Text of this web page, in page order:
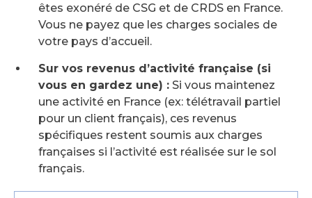
êtes exonéré de CSG et de CRDS en France.
Vous ne payez que les charges sociales de
votre pays d’accueil.
Sur vos revenus d’activité française (si
vous en gardez une) : Si vous maintenez
une activité en France (ex: télétravail partiel
pour un client français), ces revenus
spécifiques restent soumis aux charges
françaises si l’activité est réalisée sur le sol
français.